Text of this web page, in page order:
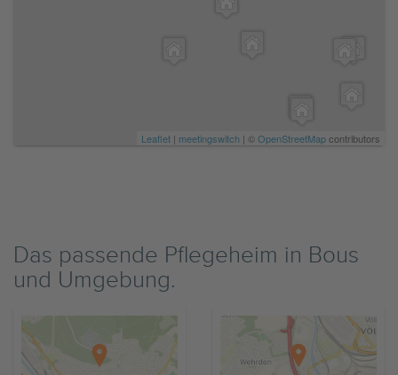
Leaflet | meetingswitch | ©OpenStreetMapcontributors
Das passende Pflegeheim in Bous
und Umgebung.